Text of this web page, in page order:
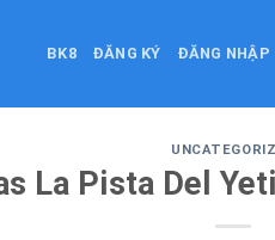
BK8 ĐĂNG KÝ ĐĂNG NHẬP
La Pista Del